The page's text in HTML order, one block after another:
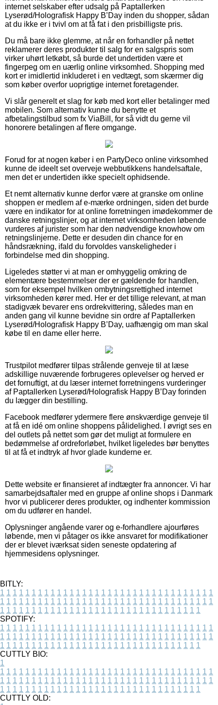
internet selskaber efter udsalg på Paptallerken
Lyserød/Holografisk Happy B’Day inden du shopper, sådan
at du ikke er i tvivl om at få fat i den prisbilligste pris.
Du må bare ikke glemme, at når en forhandler på nettet
reklamerer deres produkter til salg for en salgspris som
virker uhørt letkøbt, så burde det undertiden være et
fingerpeg om en uærlig online virksomhed. Shopping med
kort er imidlertid inkluderet i en vedtægt, som skærmer dig
som køber overfor uoprigtige internet foretagender.
Vi slår generelt et slag for køb med kort eller betalinger med
mobilen. Som alternativ kunne du benytte et
afbetalingstilbud som fx ViaBill, for så vidt du gerne vil
honorere betalingen af flere omgange.
Forud for at nogen køber i en PartyDeco online virksomhed
kunne de ideelt set overveje webbutikkens handelsaftale,
men det er undertiden ikke specielt ophidsende.
Et nemt alternativ kunne derfor være at granske om online
shoppen er medlem af e-mærke ordningen, siden det burde
være en indikator for at online forretningen imødekommer de
danske retningslinjer, og at internet virksomheden løbende
vurderes af jurister som har den nødvendige knowhow om
retningslinjerne. Dette er desuden din chance for en
håndsrækning, ifald du forvoldes vanskeligheder i
forbindelse med din shopping.
Ligeledes støtter vi at man er omhyggelig omkring de
elementære bestemmelser der er gældende for handlen,
som for eksempel hvilken ombytningsrettighed internet
virksomheden kører med. Her er det tillige relevant, at man
stadigvæk bevarer ens ordrekvittering, således man en
anden gang vil kunne bevidne sin ordre af Paptallerken
Lyserød/Holografisk Happy B’Day, uafhængig om man skal
købe til en dame eller herre.
Trustpilot medfører tilpas strålende genveje til at læse
adskillige nuværende forbrugeres oplevelser og herved er
det fornuftigt, at du læser internet forretningens vurderinger
af Paptallerken Lyserød/Holografisk Happy B’Day forinden
du lægger din bestilling.
Facebook medfører ydermere flere ønskværdige genveje til
at få en idé om online shoppens pålidelighed. I øvrigt ses en
del outlets på nettet som gør det muligt at formulere en
bedømmelse af ordreforløbet, hvilket ligeledes bør benyttes
til at få et indtryk af hvor glade kunderne er.
Dette website er finansieret af indtægter fra annoncer. Vi har
samarbejdsaftaler med en gruppe af online shops i Danmark
hvor vi publicerer deres produkter, og indhenter kommission
om du udfører en handel.
Oplysninger angående varer og e-forhandlere ajourføres
løbende, men vi påtager os ikke ansvaret for modifikationer
der er blevet iværksat siden seneste opdatering af
hjemmesidens oplysninger.
BITLY:
1 1 1 1 1 1 1 1 1 1 1 1 1 1 1 1 1 1 1 1 1 1 1 1 1 1 1 1 1 1 1 1 1 1
1 1 1 1 1 1 1 1 1 1 1 1 1 1 1 1 1 1 1 1 1 1 1 1 1 1 1 1 1 1 1 1 1 1
1 1 1 1 1 1 1 1 1 1 1 1 1 1 1 1 1 1 1 1 1 1 1 1 1 1 1 1 1 1 1 1
SPOTIFY:
1 1 1 1 1 1 1 1 1 1 1 1 1 1 1 1 1 1 1 1 1 1 1 1 1 1 1 1 1 1 1 1 1 1
1 1 1 1 1 1 1 1 1 1 1 1 1 1 1 1 1 1 1 1 1 1 1 1 1 1 1 1 1 1 1 1 1 1
1 1 1 1 1 1 1 1 1 1 1 1 1 1 1 1 1 1 1 1 1 1 1 1 1 1 1 1 1 1 1 1
CUTTLY BIO:
1
1 1 1 1 1 1 1 1 1 1 1 1 1 1 1 1 1 1 1 1 1 1 1 1 1 1 1 1 1 1 1 1 1 1
1 1 1 1 1 1 1 1 1 1 1 1 1 1 1 1 1 1 1 1 1 1 1 1 1 1 1 1 1 1 1 1 1 1
1 1 1 1 1 1 1 1 1 1 1 1 1 1 1 1 1 1 1 1 1 1 1 1 1 1 1 1 1 1 1 1
CUTTLY OLD: